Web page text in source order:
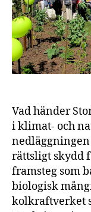
Vad händer
i klimat- och
rättsligt skydd
framsteg som
biologisk
kolkraftverket